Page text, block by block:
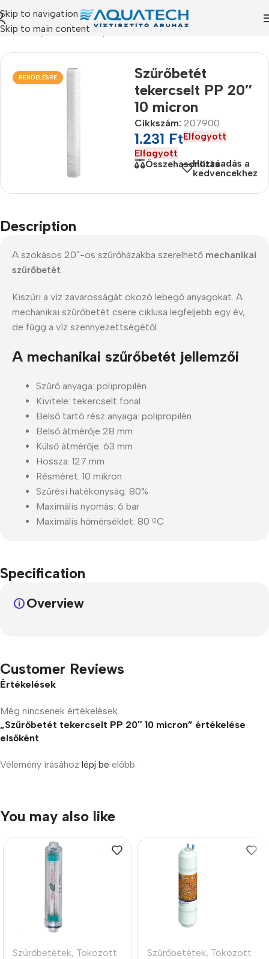
Skip to navigation
Skip to main content
/Szűrőbetétek
RENDELÉSRE
Szűrőbetét
tekercselt PP 20″
10 micron
Cikkszám: 207900
1.231 FtElfogyott
Elfogyott
ÖsszehasonlításHozzáadás a
kedvencekhez
Description
A szokásos 20″-os szűrőházakba szerelhető mechanikai
szűrőbetét
Kiszűri a víz zavarosságát okozó lebegő anyagokat. A
mechanikai szűrőbetét csere ciklusa legfeljebb egy év,
de függ a víz szennyezettségétől.
A mechanikai szűrőbetét jellemzői
Szűrő anyaga: polipropilén
Kivitele: tekercselt fonal
Belső tartó rész anyaga: polipropilén
Belső átmérője 28 mm
Külső átmérője: 63 mm
Hossza: 127 mm
Résméret: 10 mikron
Szűrési hatékonyság: 80%
Maximális nyomás: 6 bar
Maximális hőmérséklet: 80 0C
Specification
Overview
Customer Reviews
Értékelések
Még nincsenek értékelések.
„Szűrőbetét tekercselt PP 20″ 10 micron” értékelése
elsőként
Vélemény írásához lépj be előbb.
You may also like
Szűrőbetétek, Tokozott
Szűrőbetétek, Tokozott